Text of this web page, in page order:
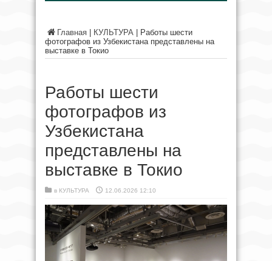
Главная КУЛЬТУРА
Работы шести
фотографов из Узбекистана представлены на
выставке в Токио
Работы шести
фотографов из
Узбекистана
представлены на
выставке в Токио
в КУЛЬТУРА 12.06.2026 12:10